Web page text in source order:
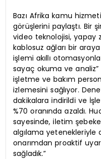
Bazı Afrika kamu
görüşlerini paylaştı. Bir
video teknolojisi, yapay
kablosuz ağları bir
işlemi akıllı
sayaç okuma ve
işletme ve bakım
izlemesini sağlıyor.
dakikalara indirildi ve
%70 oranında azaldı.
sayesinde, iletim
algılama yetenekleriyle
onarımdan proaktif
sağladık.”